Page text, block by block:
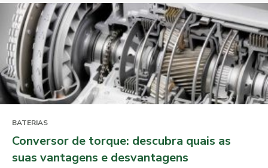
BATERIAS
Conversor de torque: descubra quais as
suas vantagens e desvantagens